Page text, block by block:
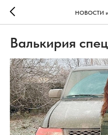
НОВОСТИ
Валькирия